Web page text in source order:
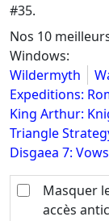
#35.
Nos 10
Windows:
Wildermyth
Expeditions:
King Arthur:
Triangle
Disgaea 7:
Masquer
accès